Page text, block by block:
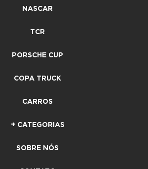
NASCAR
TCR
PORSCHE CUP
COPA TRUCK
CARROS
+ CATEGORIAS
SOBRE NÓS